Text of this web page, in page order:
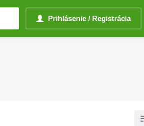
Prihlásenie / Registrácia